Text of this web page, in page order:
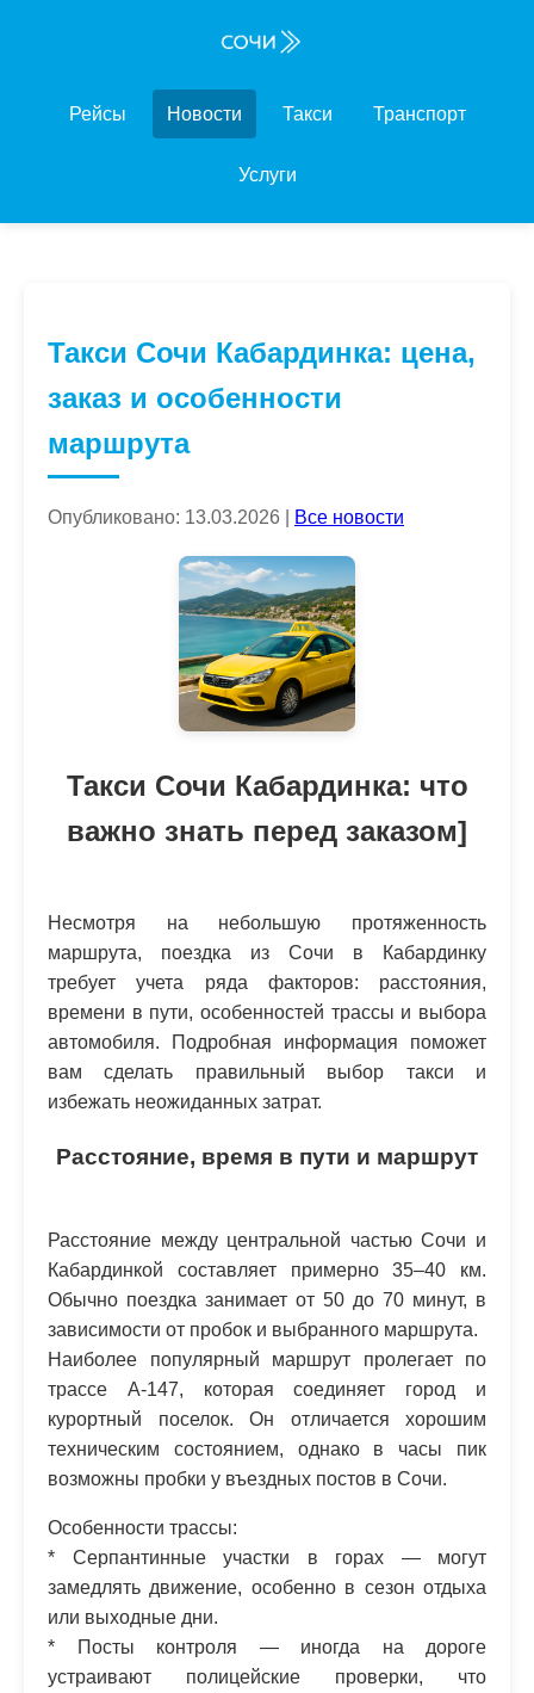
Рейсы Новости Такси Транспорт
Услуги
Такси Сочи Кабардинка: цена,
заказ и особенности
маршрута
Опубликовано: 13.03.2026 | Все новости
Такси Сочи Кабардинка: что
важно знать перед заказом]
Несмотря на небольшую протяженность
маршрута, поездка из Сочи в Кабардинку
требует учета ряда факторов: расстояния,
времени в пути, особенностей трассы и выбора
автомобиля. Подробная информация поможет
вам сделать правильный выбор такси и
избежать неожиданных затрат.
Расстояние, время в пути и маршрут
Расстояние между центральной частью Сочи и
Кабардинкой составляет примерно 35–40 км.
Обычно поездка занимает от 50 до 70 минут, в
зависимости от пробок и выбранного маршрута.
Наиболее популярный маршрут пролегает по
трассе А-147, которая соединяет город и
курортный поселок. Он отличается хорошим
техническим состоянием, однако в часы пик
возможны пробки у въездных постов в Сочи.
Особенности трассы:
* Серпантинные участки в горах — могут
замедлять движение, особенно в сезон отдыха
или выходные дни.
* Посты контроля — иногда на дороге
устраивают полицейские проверки, что